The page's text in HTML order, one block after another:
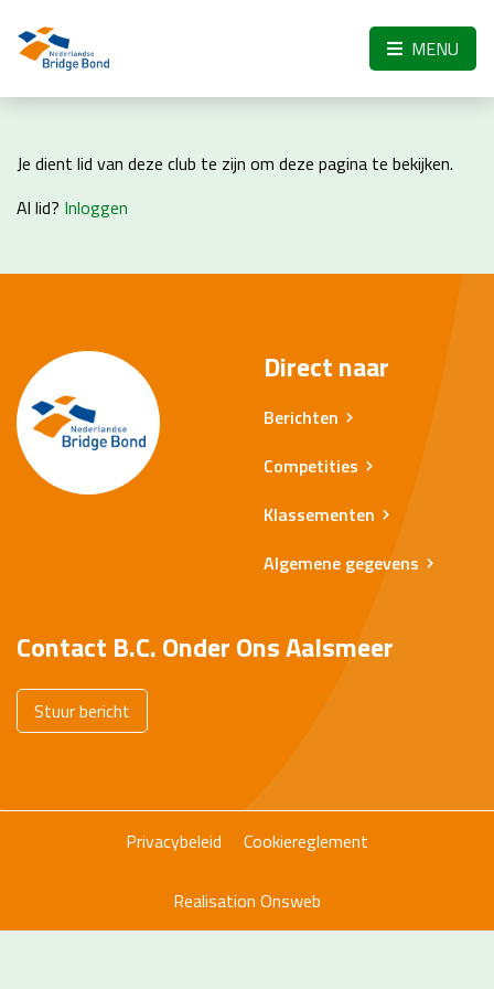
MENU
Je dient lid van deze club te zijn om deze pagina te bekijken.
Al lid? Inloggen
Direct naar
Berichten
Competities
Klassementen
Algemene gegevens
Contact B.C. Onder Ons Aalsmeer
Stuur bericht
Privacybeleid Cookiereglement
Realisation Onsweb